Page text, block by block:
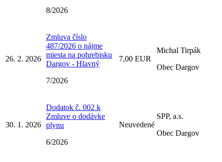
8/2026
26. 2. 2026
Zmluva číslo
487/2026 o nájme
miesta na pohrebisku
Dargov - Hlavný
7/2026
7,00 EUR
Michal Tirpák
Obec Dargov
30. 1. 2026
Dodatok č. 002 k
Zmluve o dodávke
plynu
6/2026
Neuvedené
SPP, a.s.
Obec Dargov